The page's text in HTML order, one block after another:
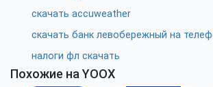
скачать accuweather
скачать банк левобережный на
налоги фл скачать
Похожие на YOOX